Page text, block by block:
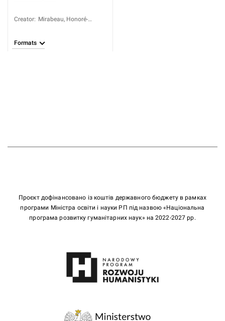
Creator: Mirabeau, Honoré-
Pierre-Jean-Georges
Formats
Проєкт дофінансовано із коштів державного бюджету в рамках
програми Міністра освіти і науки РП під назвою «Національна
програма розвитку гуманітарних наук» на 2022-2027 рр.